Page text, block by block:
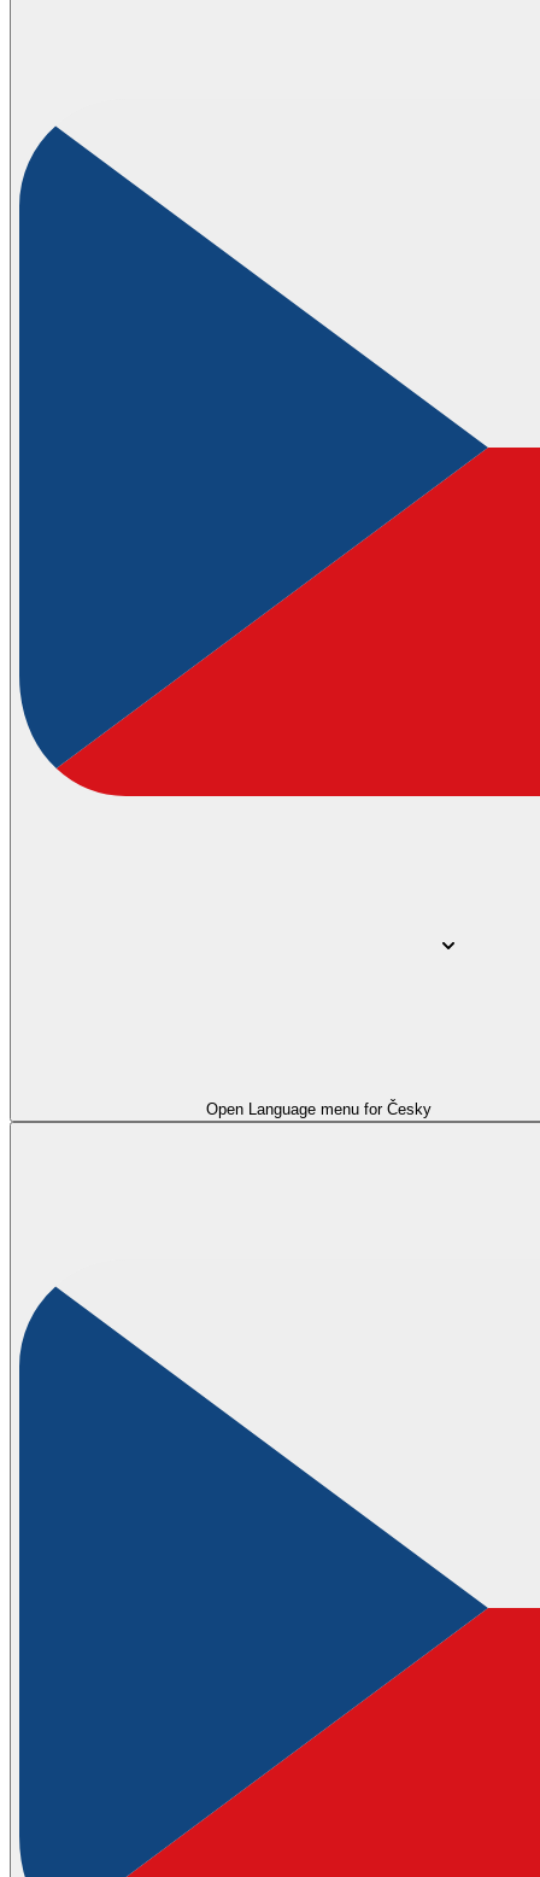
Open Language menu for Česky